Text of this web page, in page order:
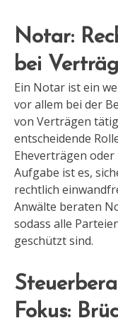
Notar:
bei
Ein Notar ist ein
vor allem bei der
von Verträgen
entscheidende
Eheverträgen
Aufgabe ist es,
rechtlich
Anwälte beraten
sodass alle
geschützt sind.
Fokus: